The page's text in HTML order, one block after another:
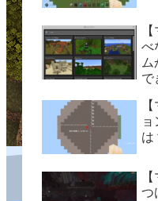
べ
で
は
つ